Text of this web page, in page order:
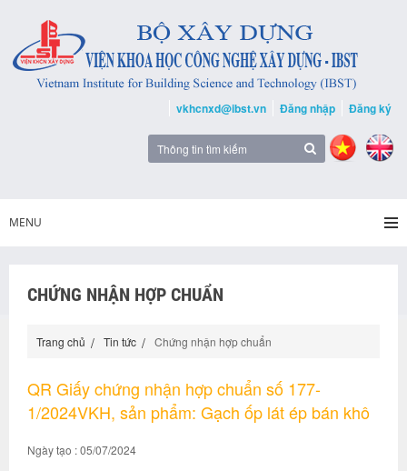
vkhcnxd@ibst.vn Đăng nhập Đăng ký
MENU
CHỨNG NHẬN HỢP CHUẨN
Trang chủ Tin tức Chứng nhận hợp chuẩn
QR Giấy chứng nhận hợp chuẩn số 177-
1/2024VKH, sản phẩm: Gạch ốp lát ép bán khô
Ngày tạo : 05/07/2024